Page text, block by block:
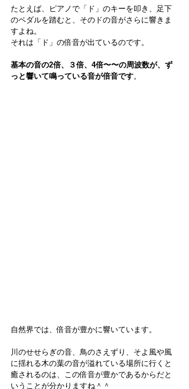
たとえば、ピアノで「ド」のキーを叩き、足下
のペダルを踏むと、そのドの音がさらに響きま
すよね。
それは「ド」の倍音が出ているのです。
基本の音の2倍、３倍、4倍〜〜の周波数が、ず
っと響いて鳴っている音が倍音です。
自然界では、倍音が豊かに響いています。
川のせせらぎの音、鳥のさえずり、そよ風や風
に揺れる木の葉の音が溢れている場所に行くと
癒されるのは、この倍音が豊かであるからだと
いうことが分かりますね＾＾